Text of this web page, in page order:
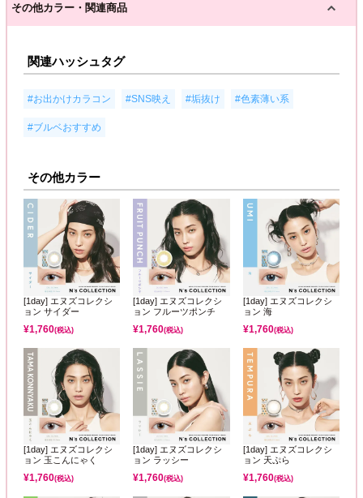
その他カラー・関連商品
関連ハッシュタグ
#お出かけカラコン #SNS映え #垢抜け #色素薄い系
#ブルベおすすめ
その他カラー
[1day] エヌズコレクシ
ョン サイダー
¥1,760(税込)
[1day] エヌズコレクシ
ョン フルーツポンチ
¥1,760(税込)
[1day] エヌズコレクシ
ョン 海
¥1,760(税込)
[1day] エヌズコレクシ
ョン 玉こんにゃく
¥1,760(税込)
[1day] エヌズコレクシ
ョン ラッシー
¥1,760(税込)
[1day] エヌズコレクシ
ョン 天ぷら
¥1,760(税込)